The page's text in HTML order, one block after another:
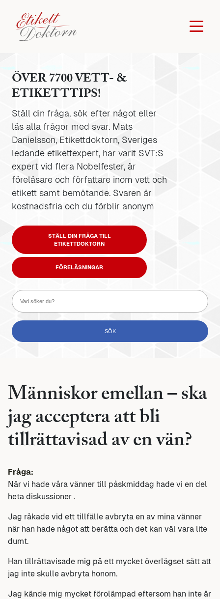
ÖVER 7700 VETT- &
ETIKETTTIPS!
Ställ din fråga, sök efter något eller
läs alla frågor med svar. Mats
Danielsson, Etikettdoktorn, Sveriges
ledande etikettexpert, har varit SVT:S
expert vid flera Nobelfester, är
föreläsare och författare inom vett och
etikett samt bemötande. Svaren är
kostnadsfria och du förblir anonym
STÄLL DIN FRÅGA TILL
ETIKETTDOKTORN
FÖRELÄSNINGAR
Människor emellan – ska
jag acceptera att bli
tillrättavisad av en vän?
Fråga:
När vi hade våra vänner till påskmiddag hade vi en del
heta diskussioner .
Jag råkade vid ett tillfälle avbryta en av mina vänner
när han hade något att berätta och det kan väl vara lite
dumt.
Han tillrättavisade mig på ett mycket överlägset sätt att
jag inte skulle avbryta honom.
Jag kände mig mycket förolämpad eftersom han inte är